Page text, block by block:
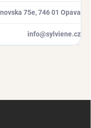
75e, 746 01 Opava
info@sylviene.cz